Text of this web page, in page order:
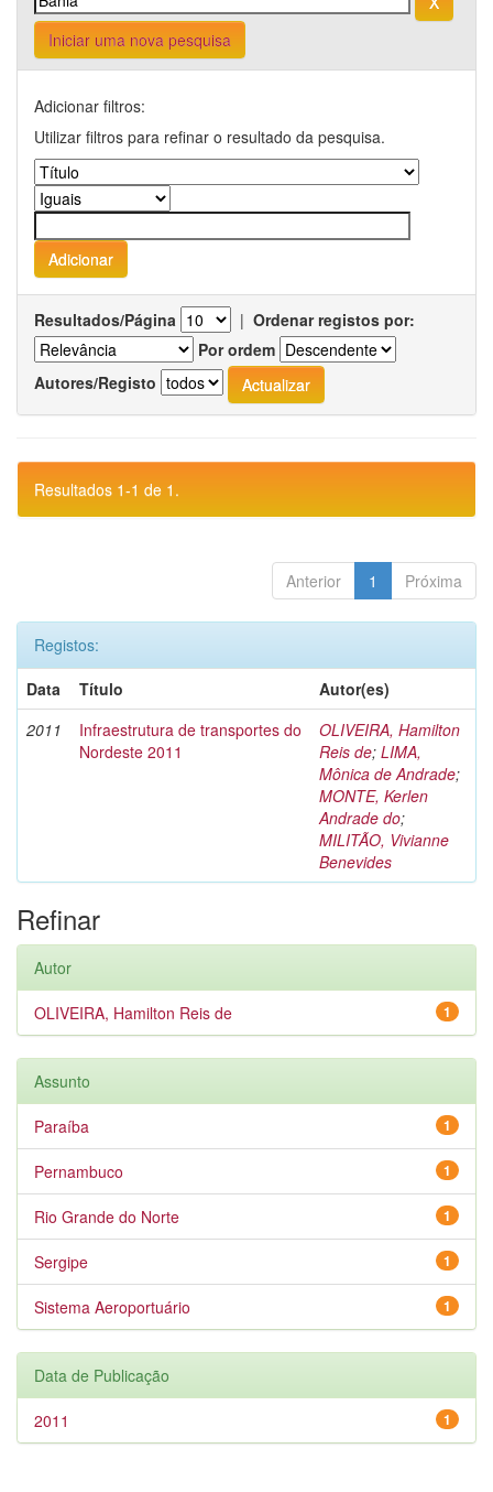
Iniciar uma nova pesquisa
Adicionar filtros:
Utilizar filtros para refinar o resultado da pesquisa.
Resultados/Página | Ordenar registos por:
Por ordem
Autores/Registo
Resultados 1-1 de 1.
Anterior 1 Próxima
Registos:
Data
Título
Autor(es)
2011
Infraestrutura de transportes do
Nordeste 2011
OLIVEIRA, Hamilton
Reis de; LIMA,
Mônica de Andrade;
MONTE, Kerlen
Andrade do;
MILITÃO, Vivianne
Benevides
Refinar
Autor
1
OLIVEIRA, Hamilton Reis de
Assunto
1
Paraíba
1
Pernambuco
1
Rio Grande do Norte
1
Sergipe
1
Sistema Aeroportuário
Data de Publicação
1
2011